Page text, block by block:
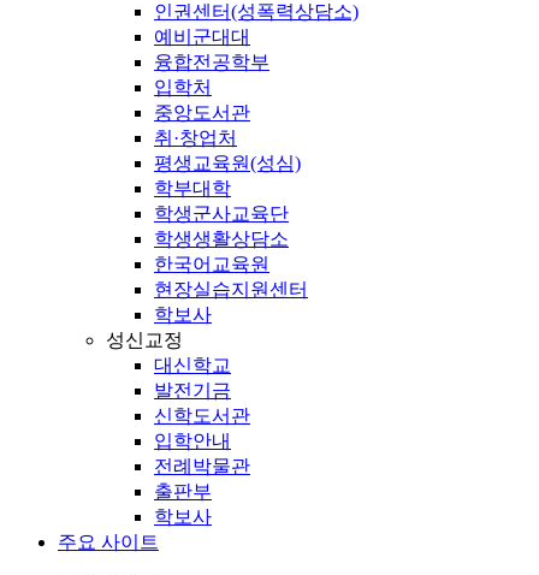
인권센터(성폭력상담소)
예비군대대
융합전공학부
입학처
중앙도서관
취·창업처
평생교육원(성심)
학부대학
학생군사교육단
학생생활상담소
한국어교육원
현장실습지원센터
학보사
성신교정
대신학교
발전기금
신학도서관
입학안내
전례박물관
출판부
학보사
주요 사이트